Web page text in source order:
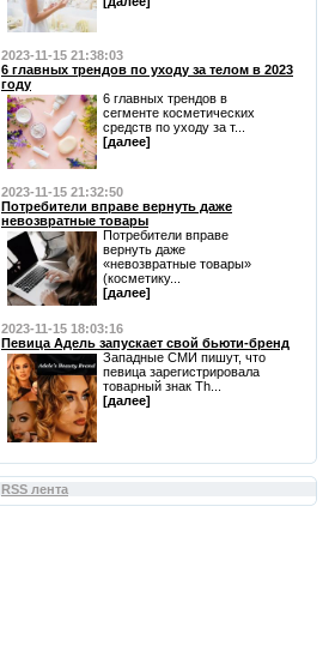
2023-11-15 21:38:03
6 главных трендов по уходу за телом в 2023
году
6 главных трендов в
сегменте косметических
средств по уходу за т...
[далее]
2023-11-15 21:32:50
Потребители вправе вернуть даже
невозвратные товары
Потребители вправе
вернуть даже
«невозвратные товары»
(косметику...
[далее]
2023-11-15 18:03:16
Певица Адель запускает свой бьюти-бренд
Западные СМИ пишут, что
певица зарегистрировала
товарный знак Th...
[далее]
RSS лента